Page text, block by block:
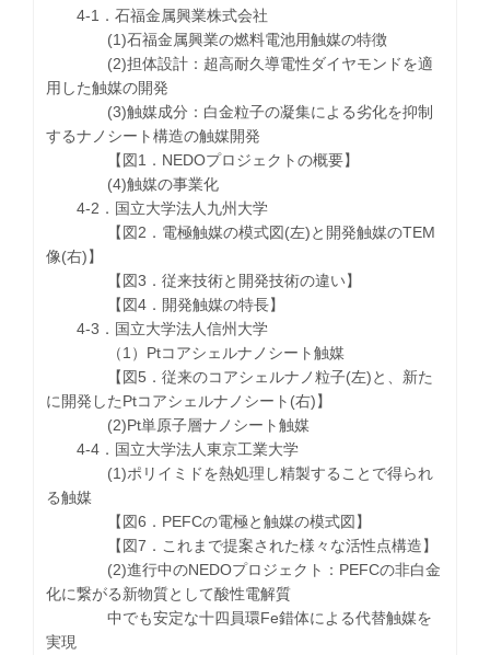
4-1．石福金属興業株式会社
(1)石福金属興業の燃料電池用触媒の特徴
(2)担体設計：超高耐久導電性ダイヤモンドを適
用した触媒の開発
(3)触媒成分：白金粒子の凝集による劣化を抑制
するナノシート構造の触媒開発
【図1．NEDOプロジェクトの概要】
(4)触媒の事業化
4-2．国立大学法人九州大学
【図2．電極触媒の模式図(左)と開発触媒のTEM
像(右)】
【図3．従来技術と開発技術の違い】
【図4．開発触媒の特長】
4-3．国立大学法人信州大学
（1）Ptコアシェルナノシート触媒
【図5．従来のコアシェルナノ粒子(左)と、新た
に開発したPtコアシェルナノシート(右)】
(2)Pt単原子層ナノシート触媒
4-4．国立大学法人東京工業大学
(1)ポリイミドを熱処理し精製することで得られ
る触媒
【図6．PEFCの電極と触媒の模式図】
【図7．これまで提案された様々な活性点構造】
(2)進行中のNEDOプロジェクト：PEFCの非白金
化に繋がる新物質として酸性電解質
中でも安定な十四員環Fe錯体による代替触媒を
実現